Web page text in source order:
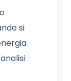
si